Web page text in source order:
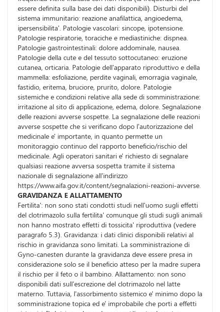
essere definita sulla base dei dati disponibili). Disturbi del
sistema immunitario: reazione anafilattica, angioedema,
ipersensibilita'. Patologie vascolari: sincope, ipotensione.
Patologie respiratorie, toraciche e mediastiniche: dispnea.
Patologie gastrointestinali: dolore addominale, nausea.
Patologie della cute e del tessuto sottocutaneo: eruzione
cutanea, orticaria. Patologie dell'apparato riproduttivo e della
mammella: esfoliazione, perdite vaginali, emorragia vaginale,
fastidio, eritema, bruciore, prurito, dolore. Patologie
sistemiche e condizioni relative alla sede di somministrazione:
irritazione al sito di applicazione, edema, dolore. Segnalazione
delle reazioni avverse sospette. La segnalazione delle reazioni
avverse sospette che si verificano dopo l'autorizzazione del
medicinale e' importante, in quanto permette un
monitoraggio continuo del rapporto beneficio/rischio del
medicinale. Agli operatori sanitari e' richiesto di segnalare
qualsiasi reazione avversa sospetta tramite il sistema
nazionale di segnalazione all'indirizzo
https://www.aifa.gov.it/content/segnalazioni-reazioni-avverse.
GRAVIDANZA E ALLATTAMENTO
Fertilita': non sono stati condotti studi nell'uomo sugli effetti
del clotrimazolo sulla fertilita' comunque gli studi sugli animali
non hanno mostrato effetti di tossicita' riproduttiva (vedere
paragrafo 5.3). Gravidanza: i dati clinici disponibili relativi al
rischio in gravidanza sono limitati. La somministrazione di
Gyno-canesten durante la gravidanza deve essere presa in
considerazione solo se il beneficio atteso per la madre supera
il rischio per il feto o il bambino. Allattamento: non sono
disponibili dati sull'escrezione del clotrimazolo nel latte
materno. Tuttavia, l'assorbimento sistemico e' minimo dopo la
somministrazione topica ed e' improbabile che porti a effetti